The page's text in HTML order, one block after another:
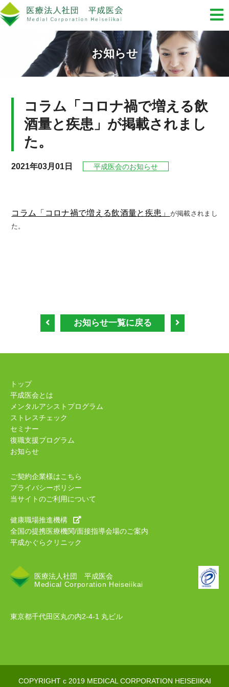
お知らせ
コラム「コロナ禍で増える飲
酒量と疾患」が掲載されまし
た。
2021年03月01日 平成医会のお知らせ
コラム「コロナ禍で増える飲酒量と疾患」 が掲載されまし
た。
お知らせ一覧に戻る
トップ
平成医会とは
メンタルアシストプログラム
ストレスチェック
セミナー
復職支援プログラム
お知らせ
ご契約企業様はこちら
プライバシーポリシー
当サイトのご利用について
健康職場推進機構
全国の提携医療機関/面接指導会場のご案内
平成かぐらクリニック
医療法人社団 平成医会
Medical Corporation Heiseiikai
東京都千代田区丸の内2-4-1 丸ビル
COPYRIGHT c 2019 MEDICAL CORPORATION HEISEIIKAI